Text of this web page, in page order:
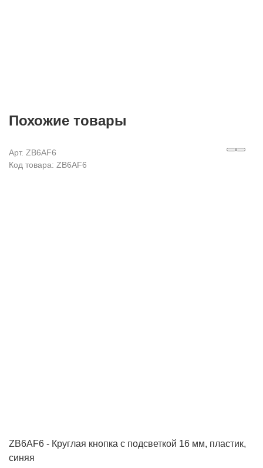
Похожие товары
Арт. ZB6AF6
Код товара: ZB6AF6
ZB6AF6 - Круглая кнопка с подсветкой 16 мм, пластик,
синяя